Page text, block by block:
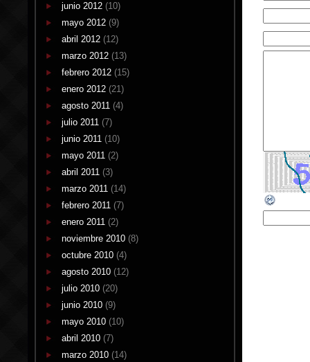
junio 2012 (10)
mayo 2012 (9)
abril 2012 (12)
marzo 2012 (13)
febrero 2012 (15)
enero 2012 (21)
agosto 2011 (4)
julio 2011 (7)
junio 2011 (10)
mayo 2011 (2)
abril 2011 (3)
marzo 2011 (14)
febrero 2011 (7)
enero 2011 (2)
noviembre 2010 (8)
octubre 2010 (4)
agosto 2010 (12)
julio 2010 (20)
junio 2010 (9)
mayo 2010 (10)
abril 2010 (7)
marzo 2010 (14)